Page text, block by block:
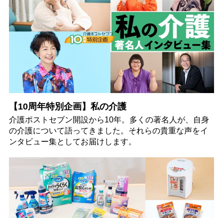
【10周年特別企画】私の介護
介護ポストセブン開設から10年。多くの著名人が、自身
の介護について語ってきました。それらの貴重な声をイ
ンタビュー集としてお届けします。